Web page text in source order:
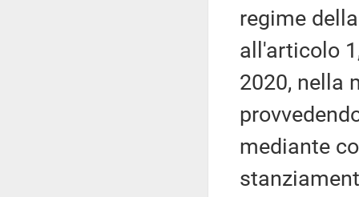
regime
all'articolo
2020, nella
mediante